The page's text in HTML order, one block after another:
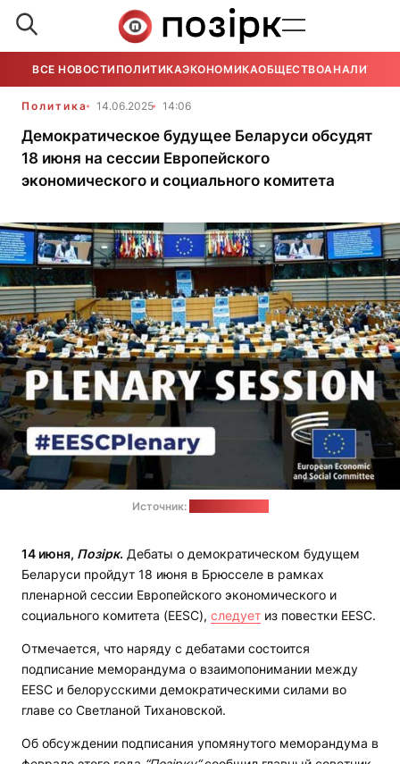
ВСЕ НОВОСТИ ПОЛИТИКАЭКОНОМИКАОБЩЕСТВОАНАЛИТИКА
Политика 14.06.2025 14:06
Демократическое будущее Беларуси обсудят
18 июня на сессии Европейского
экономического и социального комитета
Источник:
14 июня, Позірк. Дебаты о демократическом будущем
Беларуси пройдут 18 июня в Брюсселе в рамках
пленарной сессии Европейского экономического и
социального комитета (EESC), следует из повестки EESC.
Отмечается, что наряду с дебатами состоится
подписание меморандума о взаимопонимании между
EESC и белорусскими демократическими силами во
главе со Светланой Тихановской.
Об обсуждении подписания упомянутого меморандума в